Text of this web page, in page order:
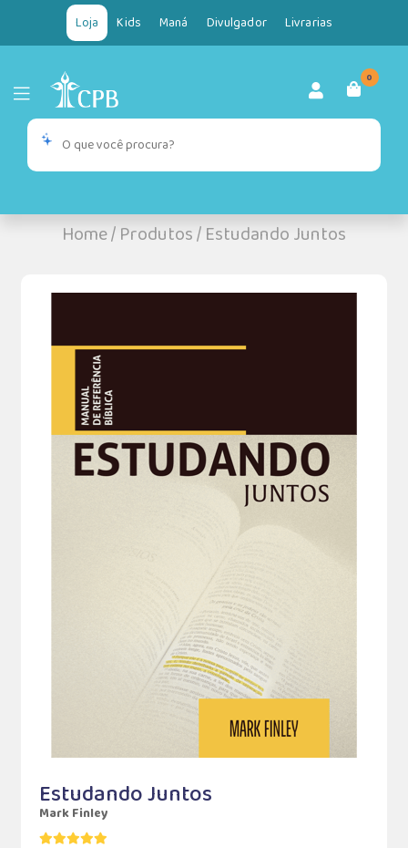
Loja Kids Maná Divulgador Livrarias
0
Home/Produtos/Estudando Juntos
Estudando Juntos
Mark Finley